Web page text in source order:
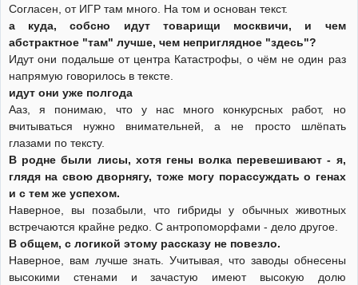
Согласен, от ИГР там много. На том и основан текст.
а куда, собсно идут товарищи москвичи, и чем
абстрактное "там" лучше, чем неприглядное "здесь"?
Идут они подальше от центра Катастрофы, о чём не один раз
напрямую говорилось в тексте.
идут они уже полгода
Ааз, я понимаю, что у нас много конкурсных работ, но
вчитываться нужно внимательней, а не просто шлёпать
глазами по тексту.
В родне были лисы, хотя гены волка перевешивают - я,
глядя на свою дворнягу, тоже могу порассуждать о генах
и с тем же успехом.
Наверное, вы позабыли, что гибриды у обычных животных
встречаются крайне редко. С антропоморфами - дело другое.
В общем, с логикой этому рассказу не повезло.
Наверное, вам лучше знать. Учитывая, что заводы обнесены
высокими стенами и зачастую имеют высокую долю